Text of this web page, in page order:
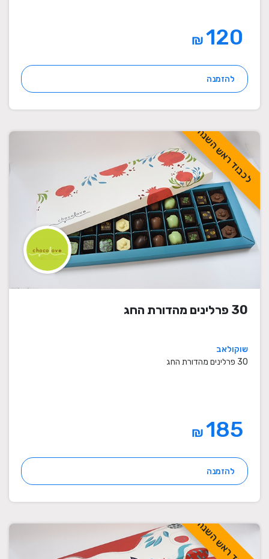
₪
להזמנה
לכבוד ראש השנה
30 פרלינים מהדורת החג
שוקולאב
30 פרלינים מהדורת החג
₪
להזמנה